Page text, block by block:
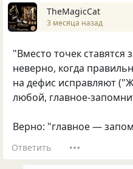
TheMagicCat
3 месяца назад
"Вместо точек ставятся
неверно, когда
на дефис исправляют
любой, главное-
Верно: "главное —
Ответить